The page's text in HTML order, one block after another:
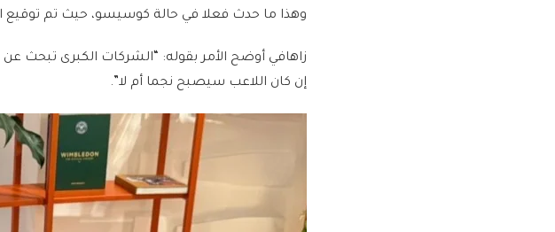
وهذا ما حدث فعلا في حالة كوسيسو، حيث تم توقيع
زاهافي أوضح الأمر بقوله: “الشركات الكبرى تبحث
إن كان اللاعب سيصبح نجما أم لا”.